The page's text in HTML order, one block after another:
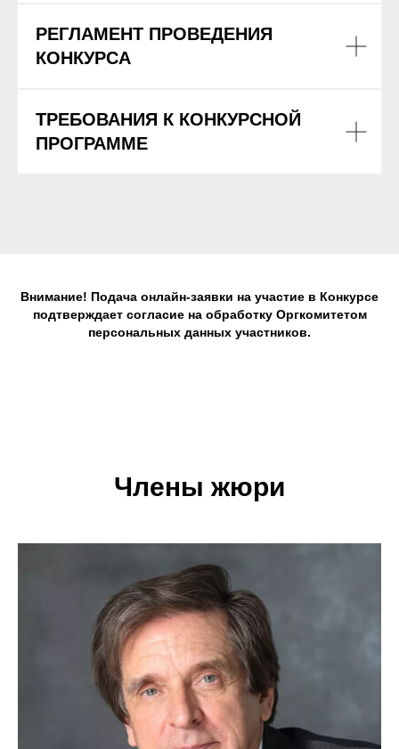
РЕГЛАМЕНТ ПРОВЕДЕНИЯ
КОНКУРСА
ТРЕБОВАНИЯ К КОНКУРСНОЙ
ПРОГРАММЕ
Внимание! Подача онлайн-заявки на участие в Конкурсе
подтверждает согласие на обработку Оргкомитетом
персональных данных участников.
Члены жюри